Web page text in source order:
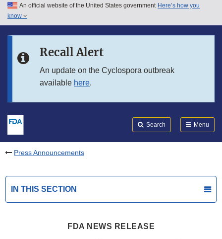
Skip to main content
Skip to in this section menu
An official website of the United States government Here’s how you
know
Recall Alert
An update on the Cyclospora outbreak
available here.
Search Menu
Press Announcements
IN THIS SECTION
FDA NEWS RELEASE